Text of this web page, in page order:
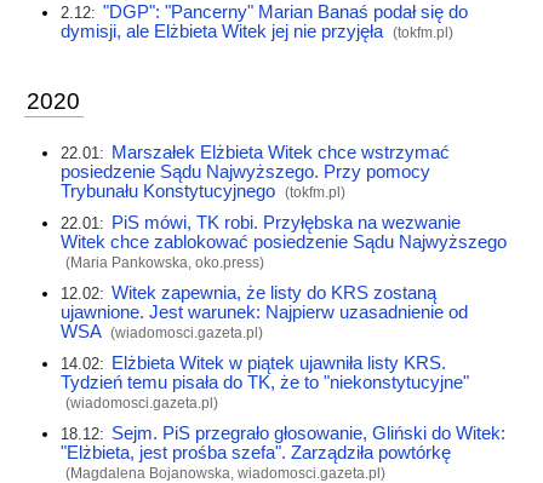
2.12: "DGP": "Pancerny" Marian Banaś podał się do
dymisji, ale Elżbieta Witek jej nie przyjęła (tokfm.pl)
2020
22.01: Marszałek Elżbieta Witek chce wstrzymać
posiedzenie Sądu Najwyższego. Przy pomocy
Trybunału Konstytucyjnego (tokfm.pl)
22.01: PiS mówi, TK robi. Przyłębska na wezwanie
Witek chce zablokować posiedzenie Sądu Najwyższego
(Maria Pankowska, oko.press)
12.02: Witek zapewnia, że listy do KRS zostaną
ujawnione. Jest warunek: Najpierw uzasadnienie od
WSA (wiadomosci.gazeta.pl)
14.02: Elżbieta Witek w piątek ujawniła listy KRS.
Tydzień temu pisała do TK, że to "niekonstytucyjne"
(wiadomosci.gazeta.pl)
18.12: Sejm. PiS przegrało głosowanie, Gliński do Witek:
"Elżbieta, jest prośba szefa". Zarządziła powtórkę
(Magdalena Bojanowska, wiadomosci.gazeta.pl)